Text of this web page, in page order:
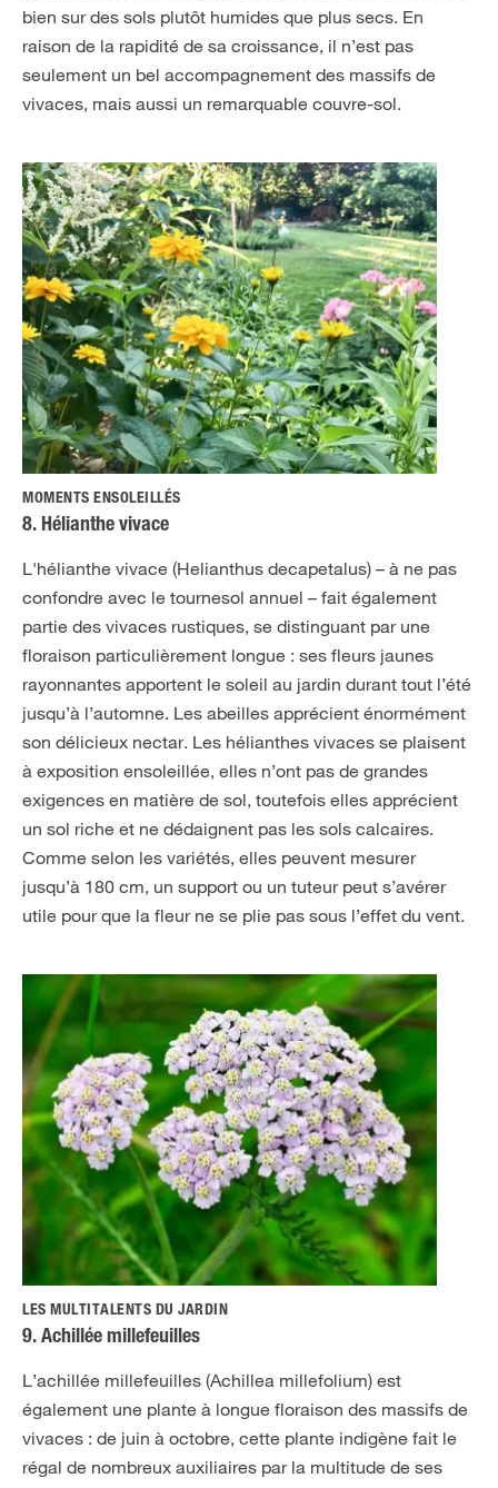
bien sur des sols plutôt humides que plus secs. En
raison de la rapidité de sa croissance, il n’est pas
seulement un bel accompagnement des massifs de
vivaces, mais aussi un remarquable couvre-sol.
MOMENTS ENSOLEILLÉS
8. Hélianthe vivace
L'hélianthe vivace (Helianthus decapetalus) – à ne pas
confondre avec le tournesol annuel – fait également
partie des vivaces rustiques, se distinguant par une
floraison particulièrement longue : ses fleurs jaunes
rayonnantes apportent le soleil au jardin durant tout l’été
jusqu’à l’automne. Les abeilles apprécient énormément
son délicieux nectar. Les hélianthes vivaces se plaisent
à exposition ensoleillée, elles n’ont pas de grandes
exigences en matière de sol, toutefois elles apprécient
un sol riche et ne dédaignent pas les sols calcaires.
Comme selon les variétés, elles peuvent mesurer
jusqu’à 180 cm, un support ou un tuteur peut s’avérer
utile pour que la fleur ne se plie pas sous l’effet du vent.
LES MULTITALENTS DU JARDIN
9. Achillée millefeuilles
L’achillée millefeuilles (Achillea millefolium) est
également une plante à longue floraison des massifs de
vivaces : de juin à octobre, cette plante indigène fait le
régal de nombreux auxiliaires par la multitude de ses